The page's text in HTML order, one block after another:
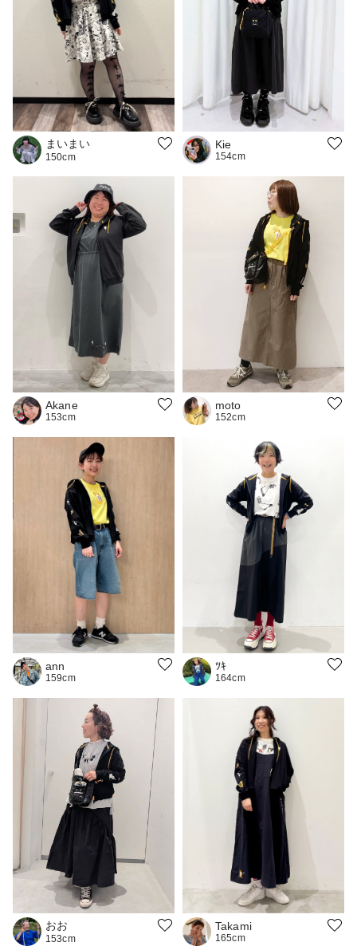
まいまい
150cm
Kie
154cm
Akane
153cm
moto
152cm
ann
159cm
ﾂｷ
164cm
おお
153cm
Takami
165cm